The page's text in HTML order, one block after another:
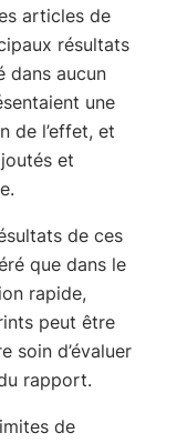
articles de
résultats
dans aucun
une
de l’effet, et
et
de ces
que dans le
rapide,
peut être
soin d’évaluer
rapport.
de